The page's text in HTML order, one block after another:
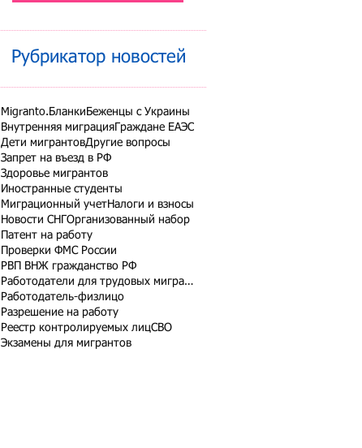
Рубрикатор новостей
Migranto.Бланки Беженцы с Украины
Внутренняя миграция Граждане ЕАЭС
Дети мигрантовДругие вопросы
Запрет на въезд в РФ
Здоровье мигрантов
Иностранные студенты
Миграционный учетНалоги и взносы
Новости СНГ Организованный набор
Патент на работу
Проверки ФМС России
РВП ВНЖ гражданство РФ
Работодатели для трудовых мигрантов
Работодатель-физлицо
Разрешение на работу
Реестр контролируемых лицСВО
Экзамены для мигрантов